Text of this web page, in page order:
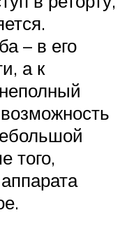
– в его
а к
того,